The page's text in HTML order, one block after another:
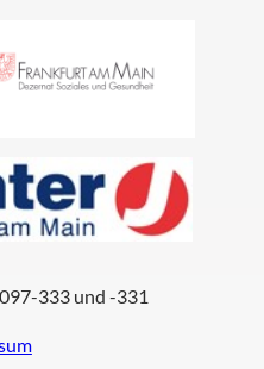
333 und -331